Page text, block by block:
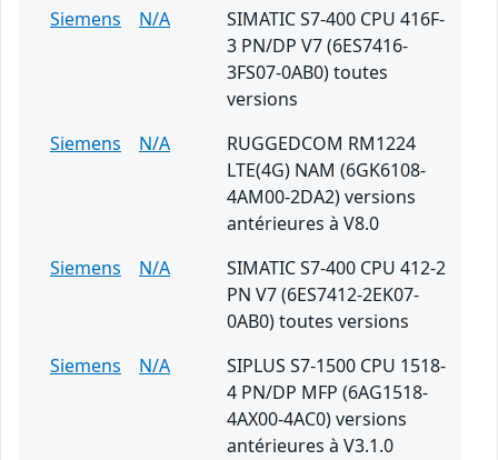
Siemens N/A
SIMATIC S7-400 CPU 416F-
3 PN/DP V7 (6ES7416-
3FS07-0AB0) toutes
versions
Siemens
N/A
RUGGEDCOM RM1224
LTE(4G) NAM (6GK6108-
4AM00-2DA2) versions
antérieures à V8.0
Siemens
N/A
SIMATIC S7-400 CPU 412-2
PN V7 (6ES7412-2EK07-
0AB0) toutes versions
Siemens
N/A
SIPLUS S7-1500 CPU 1518-
4 PN/DP MFP (6AG1518-
4AX00-4AC0) versions
antérieures à V3.1.0